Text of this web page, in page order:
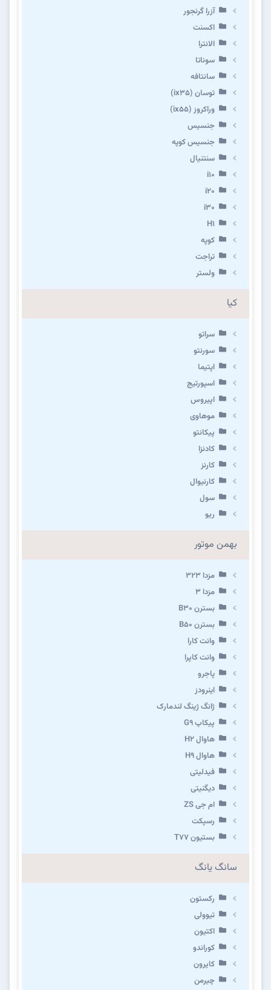
آزرا گرنجور
اکسنت
الانترا
سوناتا
سانتافه
توسان (ix35)
وراکروز (ix55)
جنسیس
جنسیس کوپه
سنتنیال
i10
i20
i30
H1
کوپه
تراجت
ولستر
کیا
سراتو
سورنتو
اپتیما
اسپورتیج
اپیروس
موهاوی
پیکانتو
کادنزا
کارنز
کارنیوال
سول
ریو
بهمن موتور
مزدا ۳۲۳
مزدا ۳
بسترن B۳۰
بسترن B۵۰
وانت کارا
وانت کاپرا
پاجرو
اینرودز
ژانگ ژینگ لندمارک
پیکاپ G۹
هاوال H۲
هاوال H۹
فیدلیتی
دیگنیتی
ام جی ZS
رسپکت
بستیون T۷۷
سانگ یانگ
رکستون
تیوولی
اکتیون
کوراندو
کایرون
چیرمن